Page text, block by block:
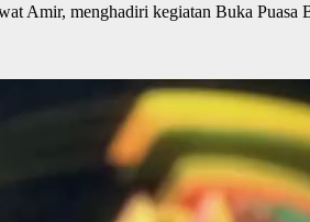
menghadiri kegiatan Buka Puasa